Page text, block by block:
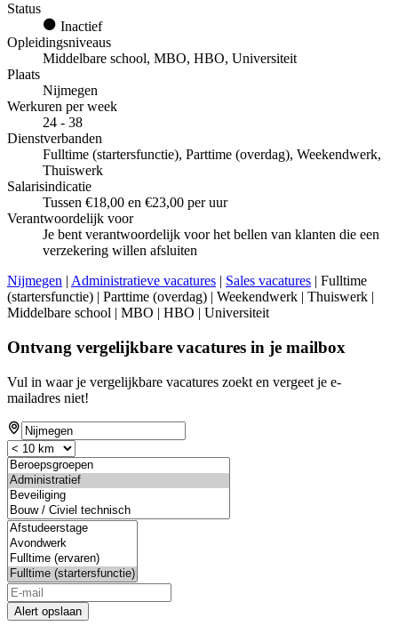
Status
Inactief
Opleidingsniveaus
Middelbare school, MBO, HBO, Universiteit
Plaats
Nijmegen
Werkuren per week
24 - 38
Dienstverbanden
Fulltime (startersfunctie), Parttime (overdag), Weekendwerk,
Thuiswerk
Salarisindicatie
Tussen €18,00 en €23,00 per uur
Verantwoordelijk voor
Je bent verantwoordelijk voor het bellen van klanten die een
verzekering willen afsluiten
Nijmegen | Administratieve vacatures | Sales vacatures | Fulltime
(startersfunctie) | Parttime (overdag) | Weekendwerk | Thuiswerk |
Middelbare school | MBO | HBO | Universiteit
Ontvang vergelijkbare vacatures in je mailbox
Vul in waar je vergelijkbare vacatures zoekt en vergeet je e-
mailadres niet!
Alert opslaan